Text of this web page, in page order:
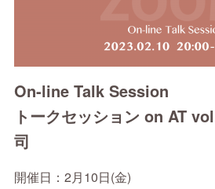
On-line Talk Session
トークセッション on AT
司
開催日：2月10日(金)